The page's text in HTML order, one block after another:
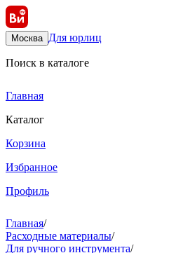
Москва Для юрлиц
Поиск в каталоге
Главная
Каталог
Корзина
Избранное
Профиль
Главная/
Расходные материалы/
Для ручного инструмента/